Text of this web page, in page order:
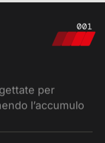
001
per
l’accumulo